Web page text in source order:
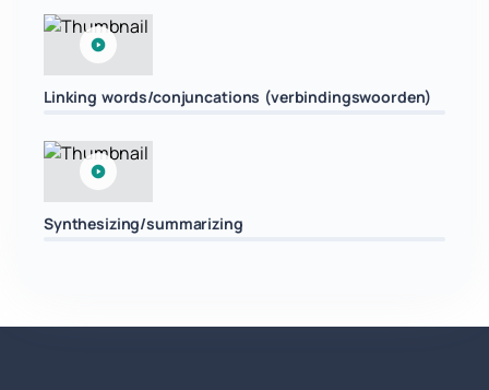
Linking words/conjuncations (verbindingswoorden)
Synthesizing/summarizing